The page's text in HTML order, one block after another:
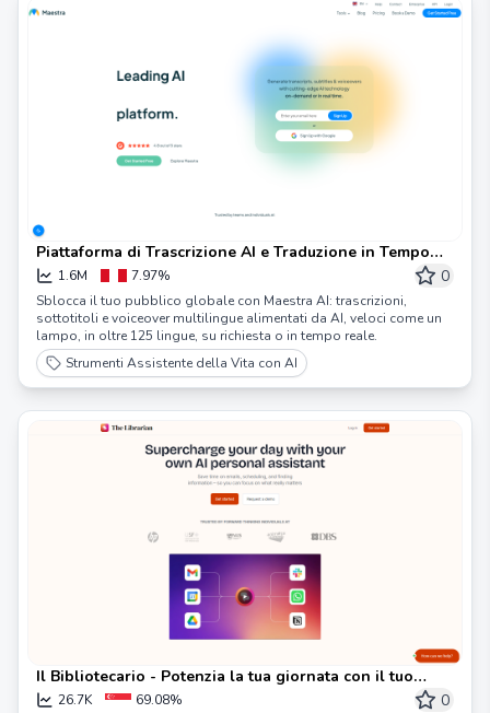
Piattaforma di Trascrizione AI e Traduzione in Tempo
Reale - Maestra
1.6M 7.97% 0
Sblocca il tuo pubblico globale con Maestra AI: trascrizioni,
sottotitoli e voiceover multilingue alimentati da AI, veloci come un
lampo, in oltre 125 lingue, su richiesta o in tempo reale.
Strumenti Assistente della Vita con AI
Il Bibliotecario - Potenzia la tua giornata con il tuo
assistente personale AI
26.7K 69.08% 0